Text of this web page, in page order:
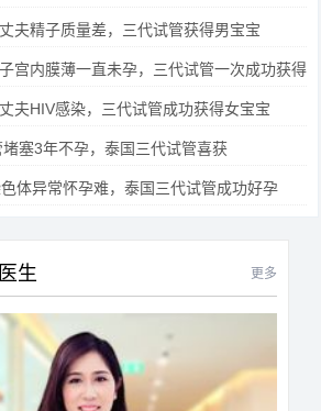
夫精子质量差，三代试管获得男宝宝
宫内膜薄一直未孕，三代试管一次成功获得
夫HIV感染，三代试管成功获得女宝宝
塞3年不孕，泰国三代试管喜获
体异常怀孕难，泰国三代试管成功好孕
生 更多